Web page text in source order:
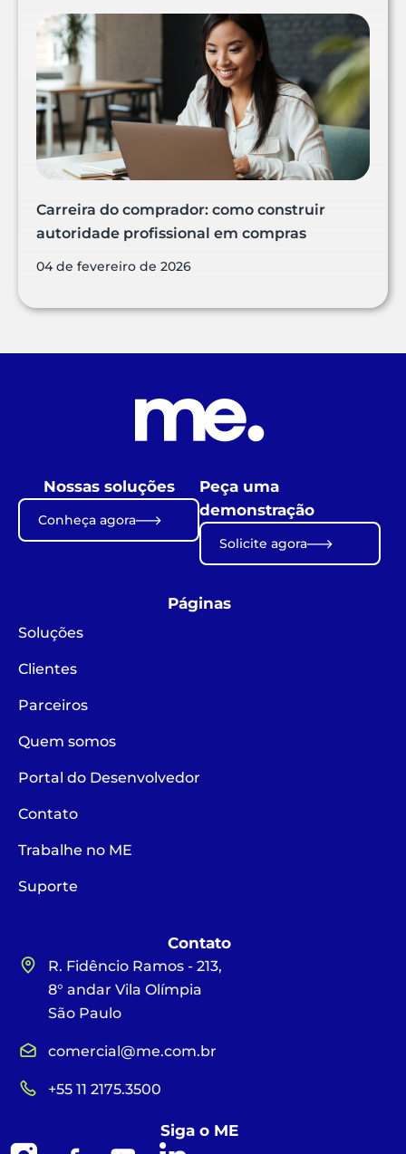
Carreira do comprador: como construir
autoridade profissional em compras
04 de fevereiro de 2026
Nossas soluções
Conheça agora
Peça uma
demonstração
Solicite agora
Páginas
Soluções
Clientes
Parceiros
Quem somos
Portal do Desenvolvedor
Contato
Trabalhe no ME
Suporte
Contato
R. Fidêncio Ramos - 213,
8° andar Vila Olímpia
São Paulo
comercial@me.com.br
+55 11 2175.3500
Siga o ME